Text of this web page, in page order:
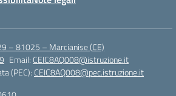
– 81025 – Marcianise (CE)
Email: CEIC8AQ008@istruzione.it
(PEC): CEIC8AQ008@pec.istruzione.it